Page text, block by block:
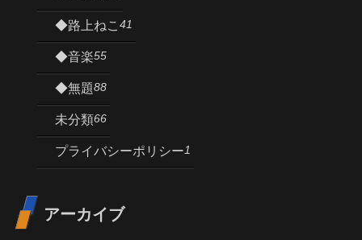
◆路上ねこ 41
◆音楽55
◆無題88
未分類66
プライバシーポリシー1
アーカイブ